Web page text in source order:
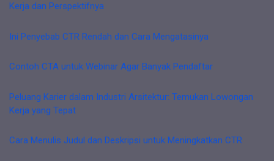
Kerja dan Perspektifnya
Ini Penyebab CTR Rendah dan Cara Mengatasinya
Contoh CTA untuk Webinar Agar Banyak Pendaftar
Peluang Karier dalam Industri Arsitektur: Temukan Lowongan
Kerja yang Tepat
Cara Menulis Judul dan Deskripsi untuk Meningkatkan CTR